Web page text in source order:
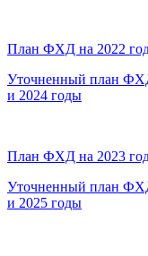
План ФХД на 2022
Уточненный план
и 2024 годы
План ФХД на 2023
Уточненный план
и 2025 годы